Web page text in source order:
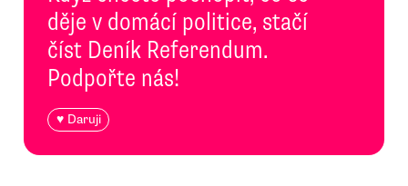
děje v domácí politice, stačí
číst Deník Referendum.
Podpořte nás!
♥ Daruji